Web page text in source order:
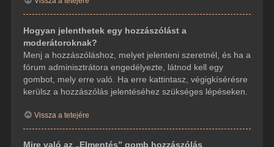
Hogyan jelenthetek egy hozzászólást a
moderátoroknak?
Menj a hozzászóláshoz, melyet jelenteni szeretnél, és ha a
fórum adminisztrátora engedélyezte, látnod kell egy
gombot, mely erre való. Ha erre kattintasz, végigkísérésre
kerülsz a hozzászólás jelentéséhez szükséges lépéseken.
Vissza a tetejére
Mire való az „Elmentés” gomb hozzászólás